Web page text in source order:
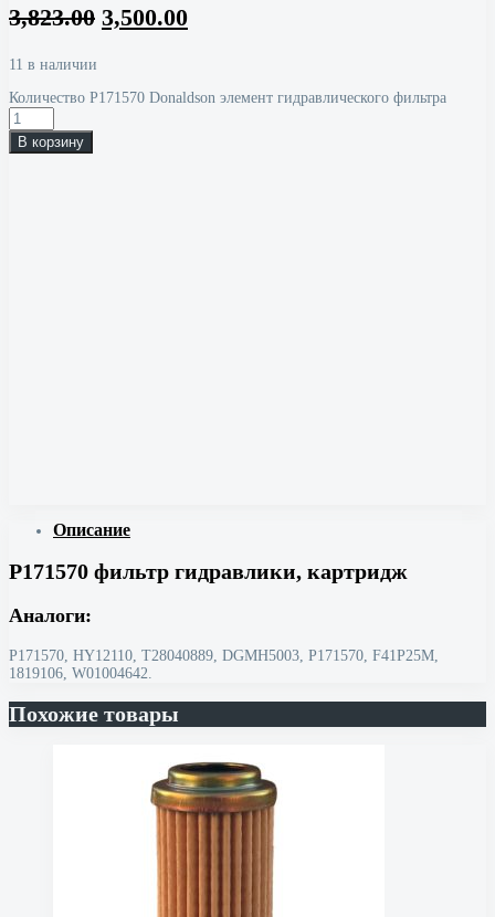
3,823.00 3,500.00
11 в наличии
Количество P171570 Donaldson элемент гидравлического фильтра
В корзину
Описание
P171570 фильтр гидравлики, картридж
Аналоги:
P171570, HY12110, T28040889, DGMH5003, Р171570, F41P25M,
1819106, W01004642.
Похожие товары